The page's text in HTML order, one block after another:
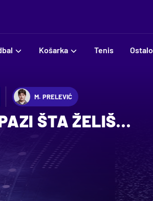
Košarka Tenis Ostalo
M. PRELEVIĆ
ŠTA ŽELIŠ…